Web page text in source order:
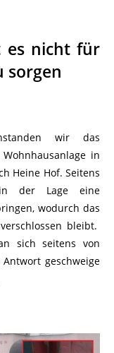
es nicht für
sorgen
wir das
in
Heine Hof. Seitens
der Lage eine
wodurch das
bleibt.
sich seitens von
geschweige